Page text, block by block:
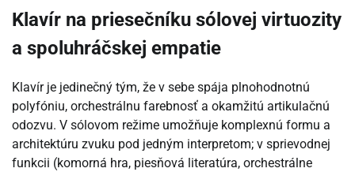
Klavír na priesečníku sólovej virtuozity
a spoluhráčskej empatie
Klavír je jedinečný tým, že v sebe spája plnohodnotnú
polyfóniu, orchestrálnu farebnosť a okamžitú artikulačnú
odozvu. V sólovom režime umožňuje komplexnú formu a
architektúru zvuku pod jedným interpretom; v sprievodnej
funkcii (komorná hra, piesňová literatúra, orchestrálne